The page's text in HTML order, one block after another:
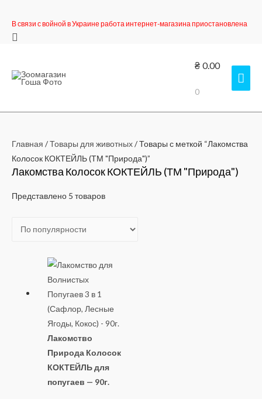
В связи с войной в Украине работа интернет-магазина приостановлена
Поиск
₴ 0.00
0
Главная /Товары для животных/ Товары с меткой “Лакомства
Колосок КОКТЕЙЛЬ (ТМ "Природа")”
Лакомства Колосок КОКТЕЙЛЬ (ТМ "Природа")
Представлено 5 товаров
Лакомство
Природа Колосок
КОКТЕЙЛЬ для
попугаев — 90г.